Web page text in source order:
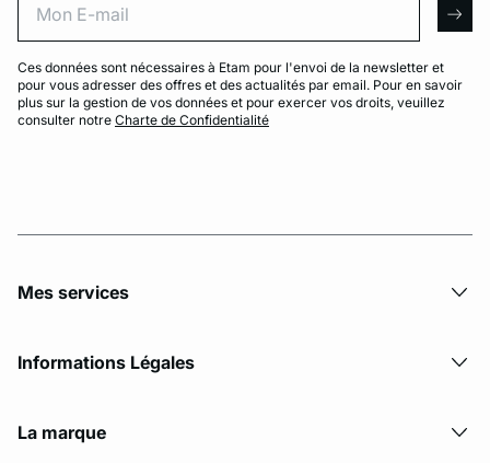
Ces données sont nécessaires à Etam pour l'envoi de la newsletter et
pour vous adresser des offres et des actualités par email. Pour en savoir
plus sur la gestion de vos données et pour exercer vos droits, veuillez
consulter notre Charte de Confidentialité
Mes services
Informations Légales
La marque